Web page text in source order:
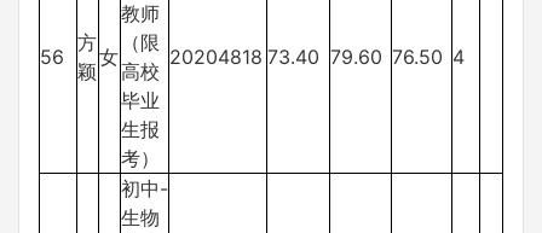
56
方
颖
女
教师
（限
高校
毕业
生报
考）
20204818 73.40 79.60 76.50 4
初中-
生物